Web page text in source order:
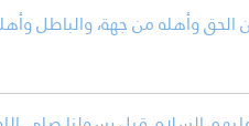
وأهله من جهة، والباطل